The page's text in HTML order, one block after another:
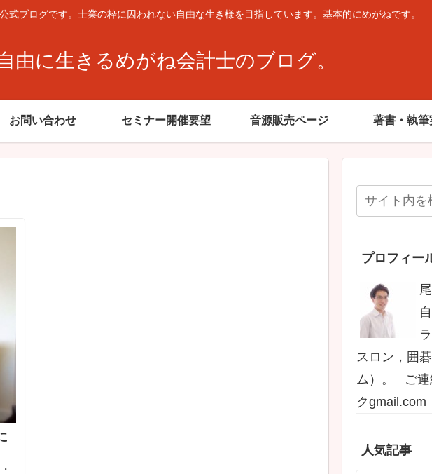
ブログです。士業の枠に囚われない自由な生き様を目指しています。基本的にめがねです。
由に生きるめがね会計士のブログ。
お問い合わせ セミナー開催要望 音源販売ページ 著書・執筆
プロフィー
スロン，囲
ム）。 ご連
クgmail.com
人気記事